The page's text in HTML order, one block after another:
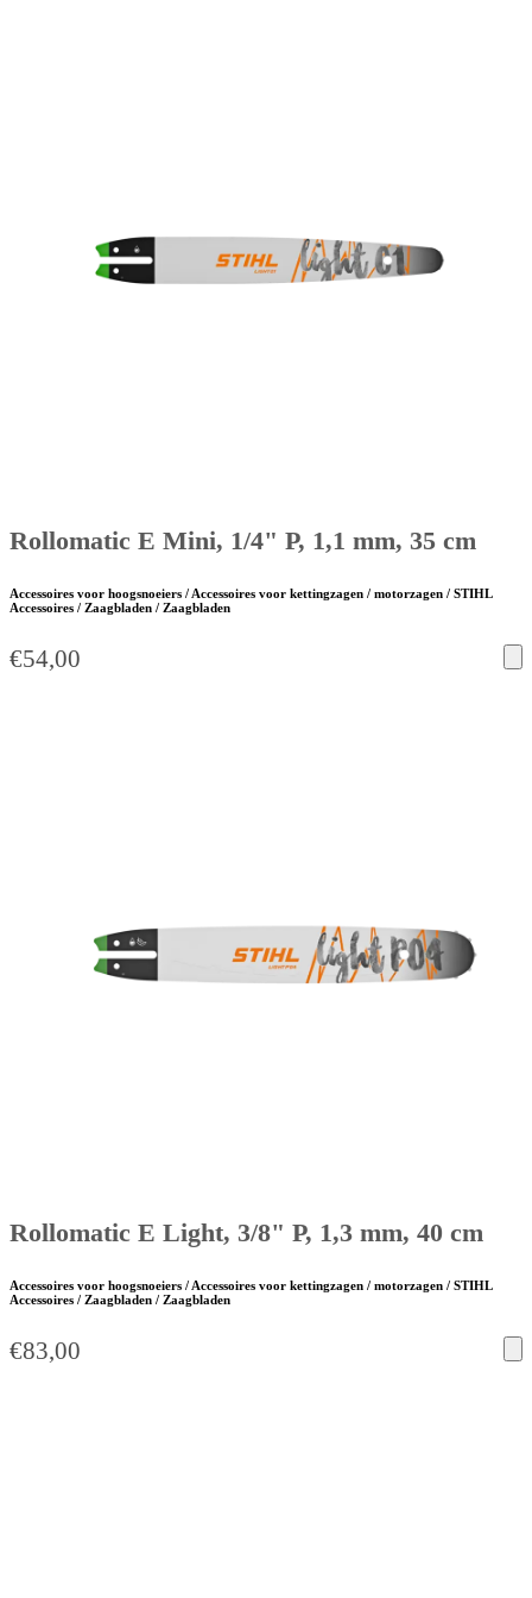
Rollomatic E Mini, 1/4" P, 1,1 mm, 35 cm
Accessoires voor hoogsnoeiers / Accessoires voor kettingzagen / motorzagen / STIHL
Accessoires / Zaagbladen / Zaagbladen
€54,00
Rollomatic E Light, 3/8" P, 1,3 mm, 40 cm
Accessoires voor hoogsnoeiers / Accessoires voor kettingzagen / motorzagen / STIHL
Accessoires / Zaagbladen / Zaagbladen
€83,00